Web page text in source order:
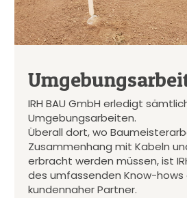
IRH BAU GmbH erledigt
Umgebungsarbeiten.
Überall dort, wo
Zusammenhang mit Kabeln
erbracht werden müssen, ist
des umfassenden Know-
kundennaher Partner.